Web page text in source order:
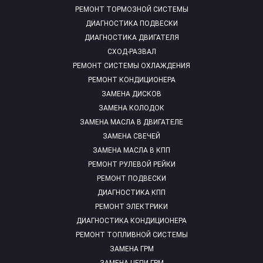
РЕМОНТ ТОРМОЗНОЙ СИСТЕМЫ
ДИАГНОСТИКА ПОДВЕСКИ
ДИАГНОСТИКА ДВИГАТЕЛЯ
СХОД-РАЗВАЛ
РЕМОНТ СИСТЕМЫ ОХЛАЖДЕНИЯ
РЕМОНТ КОНДИЦИОНЕРА
ЗАМЕНА ДИСКОВ
ЗАМЕНА КОЛОДОК
ЗАМЕНА МАСЛА В ДВИГАТЕЛЕ
ЗАМЕНА СВЕЧЕЙ
ЗАМЕНА МАСЛА В КПП
РЕМОНТ РУЛЕВОЙ РЕЙКИ
РЕМОНТ ПОДВЕСКИ
ДИАГНОСТИКА КПП
РЕМОНТ ЭЛЕКТРИКИ
ДИАГНОСТИКА КОНДИЦИОНЕРА
РЕМОНТ ТОПЛИВНОЙ СИСТЕМЫ
ЗАМЕНА ГРМ